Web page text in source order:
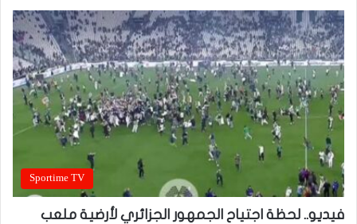
Sportime TV
فيديو.. لحظة اجتياح الجمهور الجزائري لأرضية ملعب